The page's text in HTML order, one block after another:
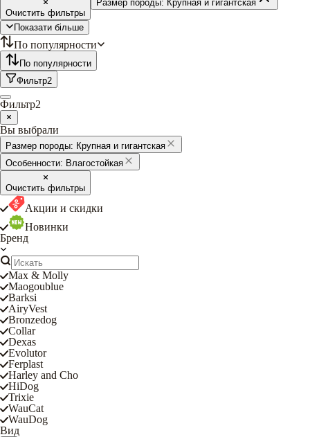
Очистить фильтры
Размер породы: Крупная и гигантская
Показати більше
По популярности
По популярности
Фильтр2
Фильтр2
Вы выбрали
Размер породы: Крупная и гигантская
Особенности: Влагостойкая
Очистить фильтры
Акции и скидки
Новинки
Бренд
Max & Molly
Maogoublue
Barksi
AiryVest
Bronzedog
Collar
Dexas
Evolutor
Ferplast
Harley and Cho
HiDog
Trixie
WauCat
WauDog
Вид